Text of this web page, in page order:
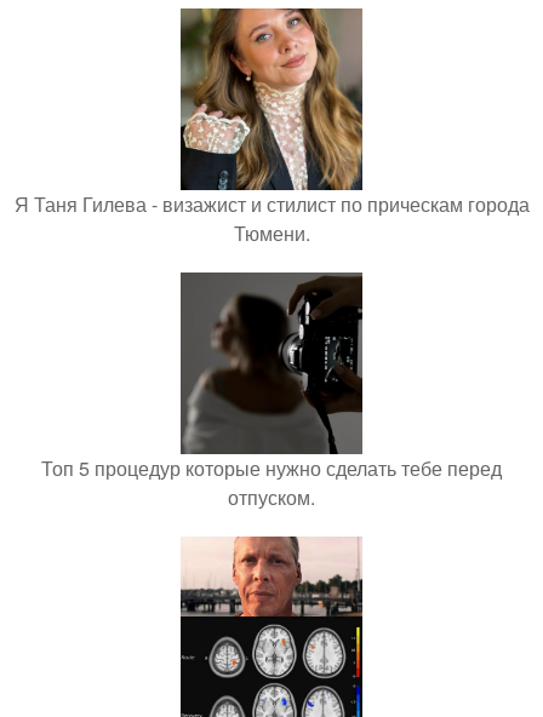
Я Таня Гилева - визажист и стилист по прическам города
Тюмени.
Топ 5 процедур которые нужно сделать тебе перед
отпуском.